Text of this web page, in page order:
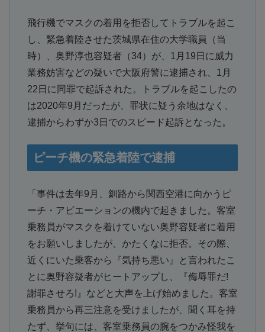
飛行機でマスクの着用を拒否してトラブルを起こ
し、緊急着陸させた茨城県在住の大学職員（当
時）、奥野淳也容疑者（34）が、1月19日に威力
業務妨害などの疑いで大阪府警に逮捕され、1月
22日に同罪で起訴された。トラブルを起こしたの
は2020年9月だったが、罪状に疑う余地はなく、
逮捕からわずか3日でのスピード起訴となった。
ピーチ機の緊急着陸で逮捕
「事件は去年9月、釧路から関西空港に向かうピ
ーチ・アビエーションの機内で起きました。客室
乗務員がマスクを着けていない奥野容疑者に着用
をお願いしましたが、かたくなに拒否。その際、
近くにいた乗客から『気持ち悪い』と言われたこ
とに奥野容疑者がヒートアップし、『侮辱罪だ!
謝罪させろ!』などと大声を上げ始めました。客室
乗務員から再三注意を受けましたが、聞く耳を持
たず、挙句には、客室乗務員の腕をつかみ怪我を